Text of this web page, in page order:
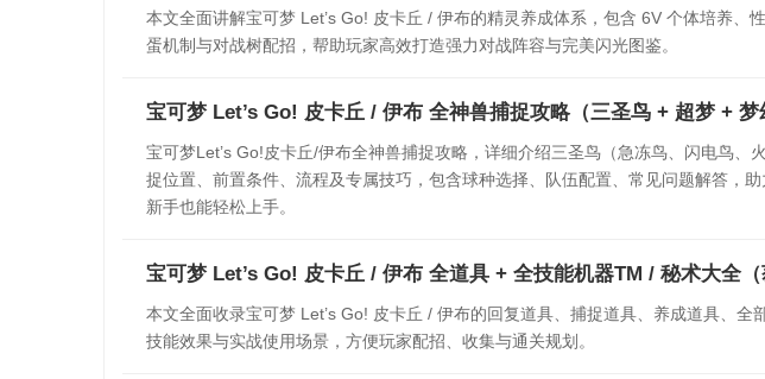
本文全面讲解宝可梦 Let’s Go! 皮卡丘 / 伊布的精灵养成体系，包含 6V 个体培养、
蛋机制与对战树配招，帮助玩家高效打造强力对战阵容与完美闪光图鉴。
宝可梦 Let’s Go! 皮卡丘 / 伊布 全神兽捕捉攻略（三圣鸟 + 超梦 + 梦
宝可梦Let’s Go!皮卡丘/伊布全神兽捕捉攻略，详细介绍三圣鸟（急冻鸟、闪电鸟、
捉位置、前置条件、流程及专属技巧，包含球种选择、队伍配置、常见问题解答，
新手也能轻松上手。
宝可梦 Let’s Go! 皮卡丘 / 伊布 全道具 + 全技能机器TM / 秘术大全（
本文全面收录宝可梦 Let’s Go! 皮卡丘 / 伊布的回复道具、捕捉道具、养成道具、全
技能效果与实战使用场景，方便玩家配招、收集与通关规划。